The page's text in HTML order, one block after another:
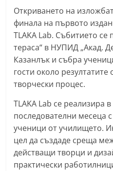
с
т
С
т
а
р
а
З
а
г
о
р
Откриването на
финала на първото
TLAKA Lab. Събитието се
тераса“ в НУПИД „Акад.
Казанлък и събра
гости около
творчески процес.
TLAKA Lab се реализира
последователни месеца
ученици от училището.
цел да създаде среща
действащи творци и
практически